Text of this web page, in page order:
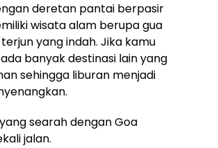
deretan pantai berpasir
wisata alam berupa gua
yang indah. Jika kamu
banyak destinasi lain yang
sehingga liburan menjadi
searah dengan Goa
jalan.